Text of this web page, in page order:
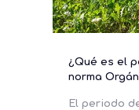
¿Qué es el
norma
El periodo